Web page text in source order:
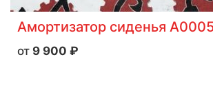
Амортизатор сиденья
9 900 ₽